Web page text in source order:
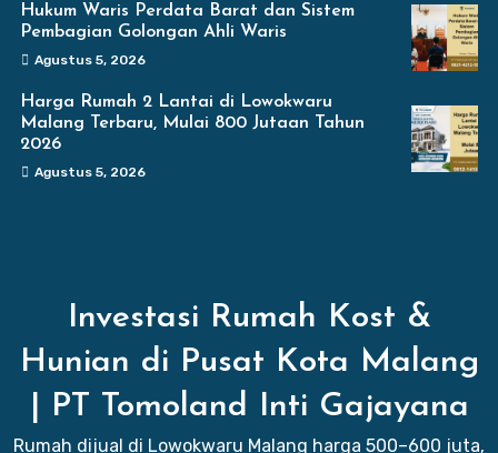
Hukum Waris Perdata Barat dan Sistem
Pembagian Golongan Ahli Waris
Agustus 5, 2026
Harga Rumah 2 Lantai di Lowokwaru
Malang Terbaru, Mulai 800 Jutaan Tahun
2026
Agustus 5, 2026
Investasi Rumah Kost &
Hunian di Pusat Kota Malang
| PT Tomoland Inti Gajayana
Rumah dijual di Lowokwaru Malang harga 500–600 juta,